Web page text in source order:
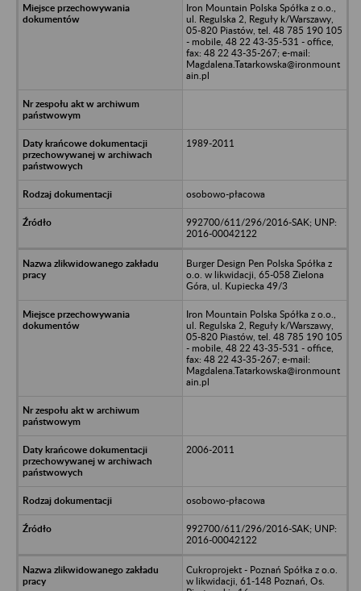
Iron Mountain Polska Spółka z o.o.,
ul. Regulska 2, Reguły k/Warszawy,
05-820 Piastów, tel. 48 785 190 105
- mobile, 48 22 43-35-531 - office,
fax: 48 22 43-35-267; e-mail:
Magdalena.Tatarkowska@ironmount
ain.pl
1989-2011
osobowo-płacowa
992700/611/296/2016-SAK; UNP:
2016-00042122
Burger Design Pen Polska Spółka z
o.o. w likwidacji, 65-058 Zielona
Góra, ul. Kupiecka 49/3
Iron Mountain Polska Spółka z o.o.,
ul. Regulska 2, Reguły k/Warszawy,
05-820 Piastów, tel. 48 785 190 105
- mobile, 48 22 43-35-531 - office,
fax: 48 22 43-35-267; e-mail:
Magdalena.Tatarkowska@ironmount
ain.pl
2006-2011
osobowo-płacowa
992700/611/296/2016-SAK; UNP:
2016-00042122
Cukroprojekt - Poznań Spółka z o.o.
w likwidacji, 61-148 Poznań, Os.